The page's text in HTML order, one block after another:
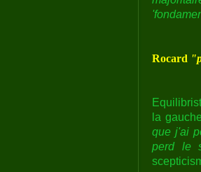
Rocard
la
que j'ai
perd le